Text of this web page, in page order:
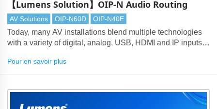
【Lumens Solution】OIP-N Audio Routing
AV Solutions OIP-N60D OIP-N40E
Today, many AV installations blend multiple technologies
with a variety of digital, analog, USB, HDMI and IP inputs
Pour en savoir plus